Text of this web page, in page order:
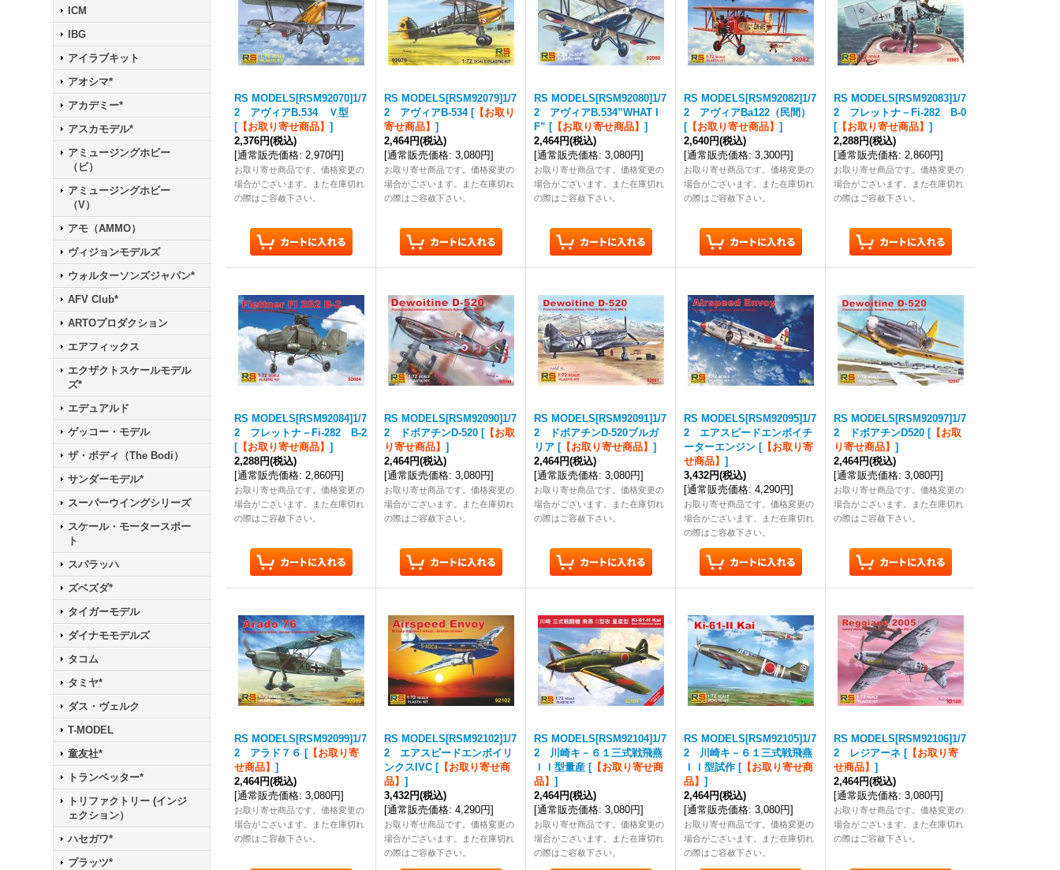
ICM
IBG
アイラブキット
アオシマ*
アカデミー*
アスカモデル*
アミュージングホビー
（ビ）
アミュージングホビー
（V）
アモ（AMMO）
ヴィジョンモデルズ
ウォルターソンズジャパン*
AFV Club*
ARTOプロダクション
エアフィックス
エクザクトスケールモデル
ズ*
エデュアルド
ゲッコー・モデル
ザ・ボディ（The Bodi）
サンダーモデル*
スーパーウイングシリーズ
スケール・モータースポー
ト
スパラッハ
ズベズダ*
タイガーモデル
ダイナモモデルズ
タコム
タミヤ*
ダス・ヴェルク
T-MODEL
童友社*
トランペッター*
トリファクトリー (インジ
ェクション）
ハセガワ*
プラッツ*
RS MODELS[RSM92070]1/7
2 アヴィアB.534 Ｖ型
[【お取り寄せ商品】]
2,376円(税込)
[通常販売価格: 2,970円]
お取り寄せ商品です。価格変更の
場合がございます。また在庫切れ
の際はご容赦下さい。
RS MODELS[RSM92079]1/7
2 アヴィアB-534 [【お取り
寄せ商品】]
2,464円(税込)
[通常販売価格: 3,080円]
お取り寄せ商品です。価格変更の
場合がございます。また在庫切れ
の際はご容赦下さい。
RS MODELS[RSM92080]1/7
2 アヴィアB.534”WHAT I
F” [【お取り寄せ商品】]
2,464円(税込)
[通常販売価格: 3,080円]
お取り寄せ商品です。価格変更の
場合がございます。また在庫切れ
の際はご容赦下さい。
RS MODELS[RSM92082]1/7
2 アヴィアBa122（民間）
[【お取り寄せ商品】]
2,640円(税込)
[通常販売価格: 3,300円]
お取り寄せ商品です。価格変更の
場合がございます。また在庫切れ
の際はご容赦下さい。
RS MODELS[RSM92083]1/7
2 フレットナ－Fi-282 B-0
[【お取り寄せ商品】]
2,288円(税込)
[通常販売価格: 2,860円]
お取り寄せ商品です。価格変更の
場合がございます。また在庫切れ
の際はご容赦下さい。
RS MODELS[RSM92084]1/7
2 フレットナ－Fi-282 B-2
[【お取り寄せ商品】]
2,288円(税込)
[通常販売価格: 2,860円]
お取り寄せ商品です。価格変更の
場合がございます。また在庫切れ
の際はご容赦下さい。
RS MODELS[RSM92090]1/7
2 ドボアチンD-520 [【お取
り寄せ商品】]
2,464円(税込)
[通常販売価格: 3,080円]
お取り寄せ商品です。価格変更の
場合がございます。また在庫切れ
の際はご容赦下さい。
RS MODELS[RSM92091]1/7
2 ドボアチンD-520ブルガ
リア [【お取り寄せ商品】]
2,464円(税込)
[通常販売価格: 3,080円]
お取り寄せ商品です。価格変更の
場合がございます。また在庫切れ
の際はご容赦下さい。
RS MODELS[RSM92095]1/7
2 エアスピードエンボイチ
ーターエンジン [【お取り寄
せ商品】]
3,432円(税込)
[通常販売価格: 4,290円]
お取り寄せ商品です。価格変更の
場合がございます。また在庫切れ
の際はご容赦下さい。
RS MODELS[RSM92097]1/7
2 ドボアチンD520 [【お取
り寄せ商品】]
2,464円(税込)
[通常販売価格: 3,080円]
お取り寄せ商品です。価格変更の
場合がございます。また在庫切れ
の際はご容赦下さい。
RS MODELS[RSM92099]1/7
2 アラド７６ [【お取り寄
せ商品】]
2,464円(税込)
[通常販売価格: 3,080円]
お取り寄せ商品です。価格変更の
場合がございます。また在庫切れ
の際はご容赦下さい。
RS MODELS[RSM92102]1/7
2 エアスピードエンボイリ
ンクスIVC [【お取り寄せ商
品】]
3,432円(税込)
[通常販売価格: 4,290円]
お取り寄せ商品です。価格変更の
場合がございます。また在庫切れ
の際はご容赦下さい。
RS MODELS[RSM92104]1/7
2 川崎キ－６１三式戦飛燕
ＩＩ型量産 [【お取り寄せ商
品】]
2,464円(税込)
[通常販売価格: 3,080円]
お取り寄せ商品です。価格変更の
場合がございます。また在庫切れ
の際はご容赦下さい。
RS MODELS[RSM92105]1/7
2 川崎キ－６１三式戦飛燕
ＩＩ型試作 [【お取り寄せ商
品】]
2,464円(税込)
[通常販売価格: 3,080円]
お取り寄せ商品です。価格変更の
場合がございます。また在庫切れ
の際はご容赦下さい。
RS MODELS[RSM92106]1/7
2 レジアーネ [【お取り寄
せ商品】]
2,464円(税込)
[通常販売価格: 3,080円]
お取り寄せ商品です。価格変更の
場合がございます。また在庫切れ
の際はご容赦下さい。